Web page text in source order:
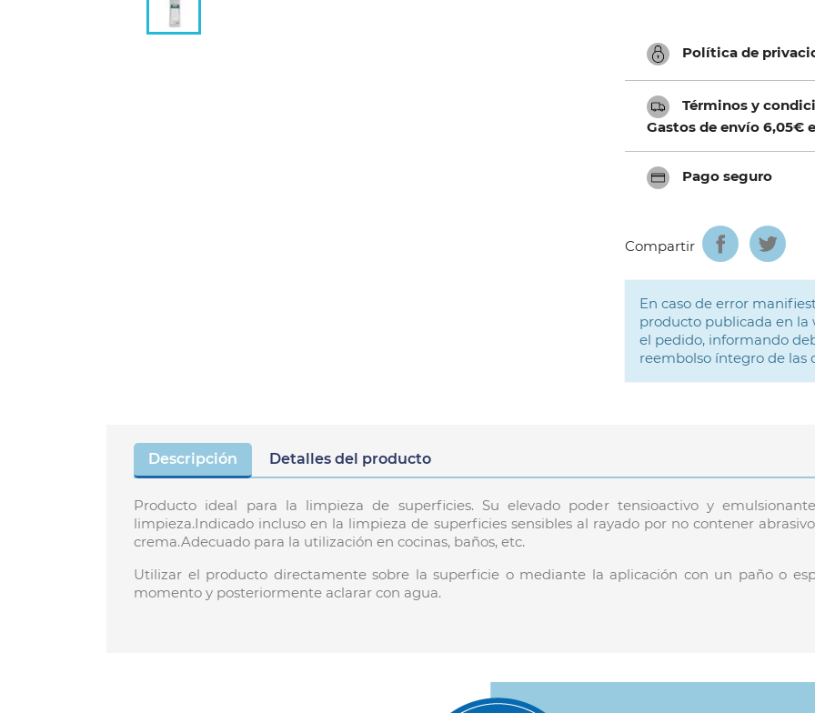
Política de
Términos y
Gastos de envío 6,05€
Pago seguro
Compartir
En caso de error
producto publicada en la
el pedido, informando
reembolso íntegro de las
Descripción Detalles del producto
Producto ideal para la limpieza de superficies. Su elevado poder tensioactivo y
limpieza.Indicado incluso en la limpieza de superficies sensibles al rayado por no contener
crema.Adecuado para la utilización en cocinas, baños, etc.
Utilizar el producto directamente sobre la superficie o mediante la aplicación con un paño o
momento y posteriormente aclarar con agua.